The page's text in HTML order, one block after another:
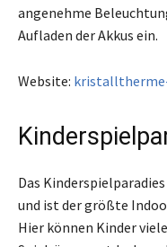
angenehme
Aufladen der Akkus ein.
Website:
Das
und ist der größte
Hier können Kinder